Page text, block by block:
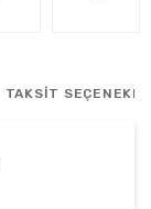
TAKSİT